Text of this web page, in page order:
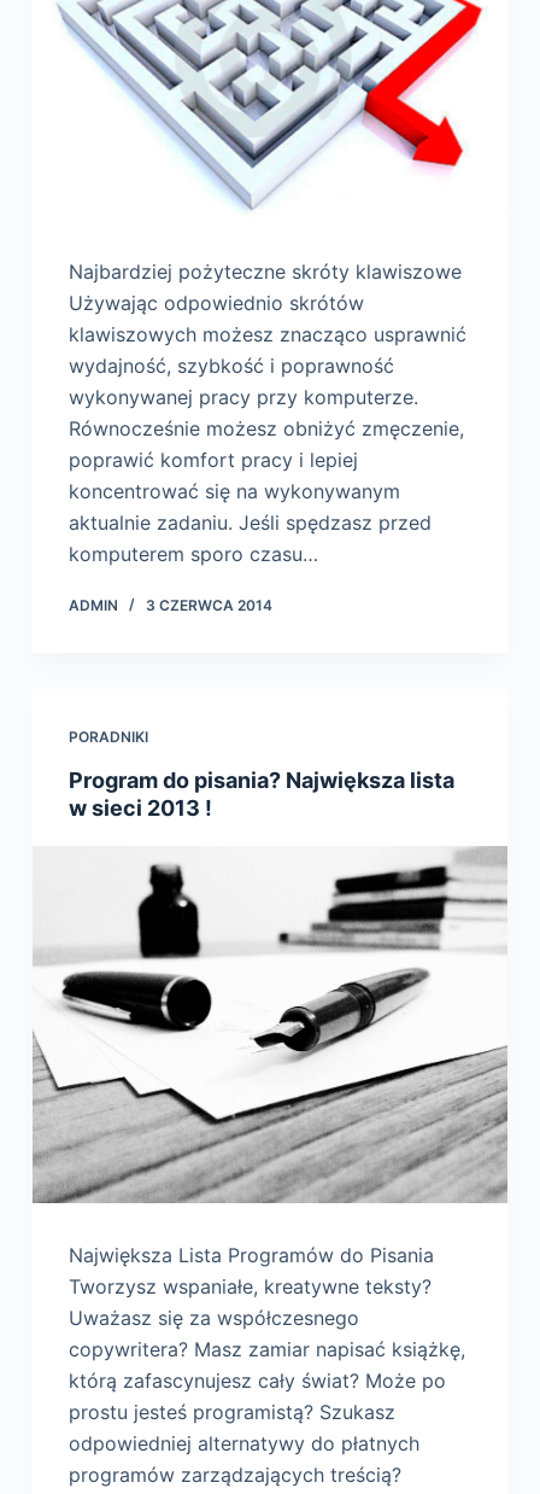
Najbardziej pożyteczne skróty klawiszowe
Używając odpowiednio skrótów
klawiszowych możesz znacząco usprawnić
wydajność, szybkość i poprawność
wykonywanej pracy przy komputerze.
Równocześnie możesz obniżyć zmęczenie,
poprawić komfort pracy i lepiej
koncentrować się na wykonywanym
aktualnie zadaniu. Jeśli spędzasz przed
komputerem sporo czasu…
ADMIN 3 CZERWCA 2014
PORADNIKI
Program do pisania? Największa lista
w sieci 2013 !
Największa Lista Programów do Pisania
Tworzysz wspaniałe, kreatywne teksty?
Uważasz się za współczesnego
copywritera? Masz zamiar napisać książkę,
którą zafascynujesz cały świat? Może po
prostu jesteś programistą? Szukasz
odpowiedniej alternatywy do płatnych
programów zarządzających treścią?